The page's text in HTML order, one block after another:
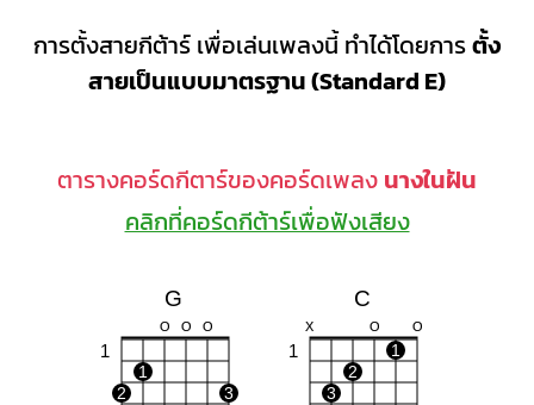
การตั้งสายกีต้าร์ เพื่อเล่นเพลงนี้ ทำได้โดยการตั้ง
สายเป็นแบบมาตรฐาน (Standard E)
ตารางคอร์ดกีตาร์ของคอร์ดเพลง นางในฝัน
คลิกที่คอร์ดกีต้าร์เพื่อฟังเสียง
G
O O O
1
1
2
3
C
X O O
1
1
2
3